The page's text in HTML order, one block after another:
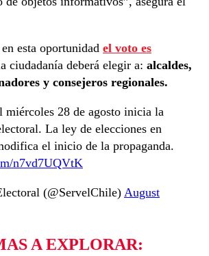
esta oportunidad el voto es
ciudadanía deberá elegir a: alcaldes,
y consejeros regionales.
miércoles 28 de agosto inicia la
La ley de elecciones en
el inicio de la propaganda.
n7vd7UQVtK
(@ServelChile) August
A EXPLORAR: